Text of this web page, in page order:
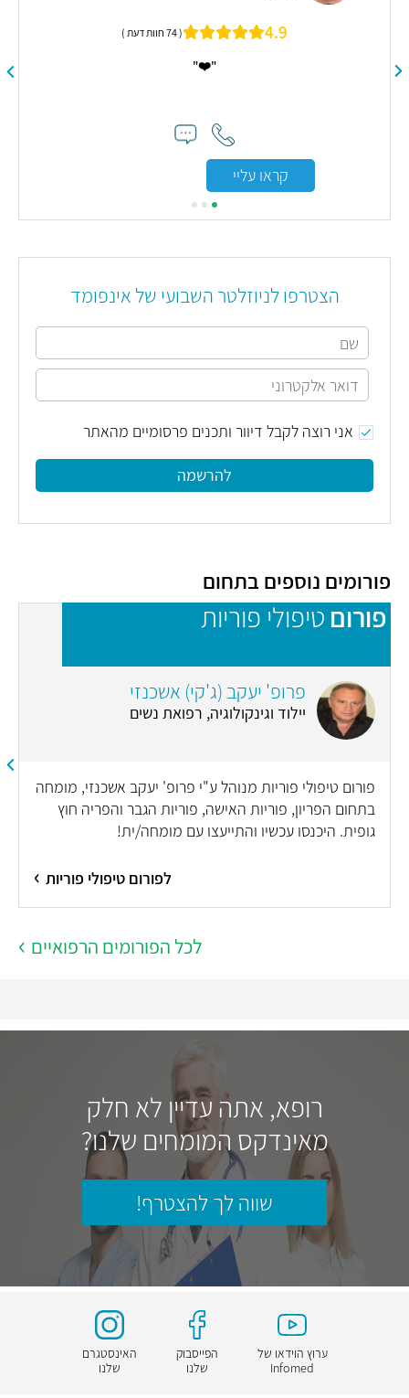
4.9 ( 74 חוות דעת )
"❤️"
קראו עליי
הצטרפו לניוזלטר השבועי של אינפומד
אני רוצה לקבל דיוור ותכנים פרסומיים מהאתר
להרשמה
פורומים נוספים בתחום
פורום טיפולי פוריות
פרופ' יעקב (ג'קי) אשכנזי
יילוד וגינקולוגיה, רפואת נשים
פורום טיפולי פוריות מנוהל ע"י פרופ' יעקב אשכנזי, מומחה
בתחום הפריון, פוריות האישה, פוריות הגבר והפריה חוץ
גופית. היכנסו עכשיו והתייעצו עם מומחה/ית!
לפורום טיפולי פוריות
לכל הפורומים הרפואיים
רופא, אתה עדיין לא חלק
מאינדקס המומחים שלנו?
שווה לך להצטרף!
ערוץ הוידאו של
Infomed
הפייסבוק
שלנו
האינסטגרם
שלנו